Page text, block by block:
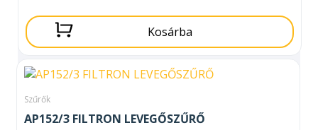
Kosárba
Szűrők
AP152/3 FILTRON LEVEGŐSZŰRŐ